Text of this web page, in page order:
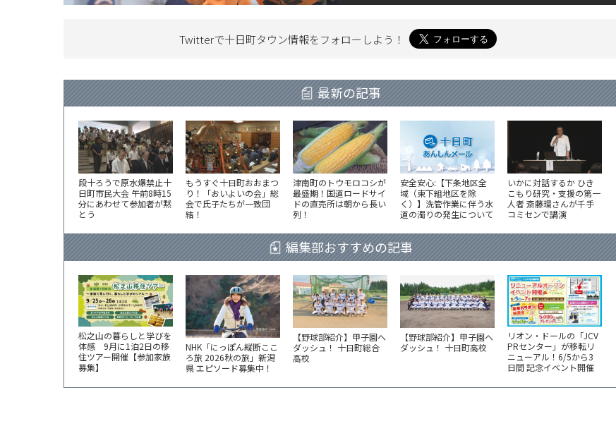
Twitterで十日町タウン情報をフォローしよう！
最新の記事
段十ろうで原水爆禁止十
日町市民大会 午前8時15
分にあわせて参加者が黙
とう
もうすぐ十日町おおまつ
り！「おいよいの会」総
会で氏子たちが一致団
結！
津南町のトウモロコシが
最盛期！国道ロードサイ
ドの直売所は朝から長い
列！
安全安心:【下条地区全
域（東下組地区を除
く）】洗管作業に伴う水
道の濁りの発生について
いかに対話するか ひき
こもり研究・支援の第一
人者 斎藤環さんが千手
コミセンで講演
編集部おすすめの記事
松之山の暮らしと学びを
体感 9月に1泊2日の移
住ツアー開催【参加家族
募集】
NHK「にっぽん縦断ここ
ろ旅 2026秋の旅」新潟
県 エピソード募集中！
【野球部紹介】甲子園へ
ダッシュ！ 十日町総合
高校
【野球部紹介】甲子園へ
ダッシュ！ 十日町高校
リオン・ドールの「JCV
PRセンター」が移転リ
ニューアル！6/5から3
日間 記念イベント開催